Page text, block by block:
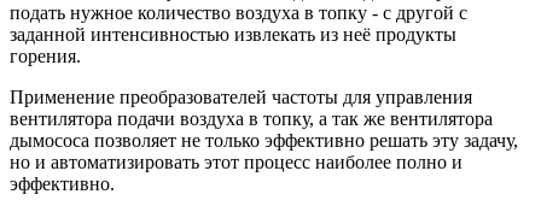
подать нужное количество воздуха в топку - с другой с
заданной интенсивностью извлекать из неё продукты
горения.
Применение преобразователей частоты для управления
вентилятора подачи воздуха в топку, а так же вентилятора
дымососа позволяет не только эффективно решать эту задачу,
но и автоматизировать этот процесс наиболее полно и
эффективно.